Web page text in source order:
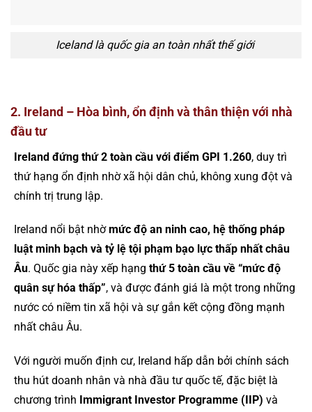
Iceland là quốc gia an toàn nhất thế giới
2. Ireland – Hòa bình, ổn định và thân thiện với nhà
đầu tư
Ireland đứng thứ 2 toàn cầu với điểm GPI 1.260, duy trì
thứ hạng ổn định nhờ xã hội dân chủ, không xung đột và
chính trị trung lập.
Ireland nổi bật nhờmức độ an ninh cao, hệ thống pháp
luật minh bạch và tỷ lệ tội phạm bạo lực thấp nhất châu
Âu. Quốc gia này xếp hạng thứ 5 toàn cầu về “mức độ
quân sự hóa thấp”, và được đánh giá là một trong những
nước có niềm tin xã hội và sự gắn kết cộng đồng mạnh
nhất châu Âu.
Với người muốn định cư, Ireland hấp dẫn bởi chính sách
thu hút doanh nhân và nhà đầu tư quốc tế, đặc biệt là
chương trình Immigrant Investor Programme (IIP) và